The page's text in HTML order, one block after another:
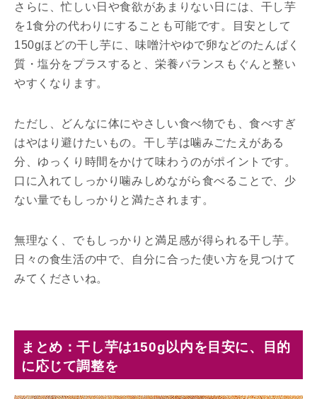
さらに、忙しい日や食欲があまりない日には、干し芋
を1食分の代わりにすることも可能です。目安として
150gほどの干し芋に、味噌汁やゆで卵などのたんぱく
質・塩分をプラスすると、栄養バランスもぐんと整い
やすくなります。
ただし、どんなに体にやさしい食べ物でも、食べすぎ
はやはり避けたいもの。干し芋は噛みごたえがある
分、ゆっくり時間をかけて味わうのがポイントです。
口に入れてしっかり噛みしめながら食べることで、少
ない量でもしっかりと満たされます。
無理なく、でもしっかりと満足感が得られる干し芋。
日々の食生活の中で、自分に合った使い方を見つけて
みてくださいね。
まとめ：干し芋は150g以内を目安に、目的
に応じて調整を